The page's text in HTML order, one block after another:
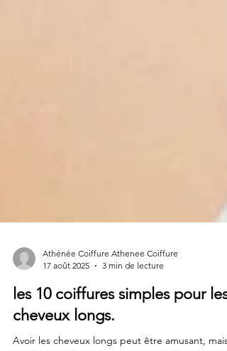
17 août 2025
3 min de lecture
les 10 coiffures simples pour les
cheveux longs.